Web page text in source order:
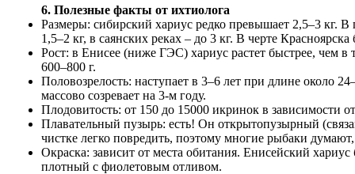
6. Полезные факты от ихтиолога
Размеры: сибирский хариус редко превышает 2,5–3 кг.
1,5–2 кг, в саянских реках – до 3 кг. В черте
Рост: в Енисее (ниже ГЭС) хариус растет быстрее, чем в
600–800 г.
Половозрелость: наступает в 3–6 лет при длине около
массово созревает на 3-м году.
Плодовитость: от 150 до 15000 икринок в зависимости
Плавательный пузырь: есть! Он открытопузырный
чистке легко повредить, поэтому многие рыбаки думают,
Окраска: зависит от места обитания. Енисейский
плотный с фиолетовым отливом.